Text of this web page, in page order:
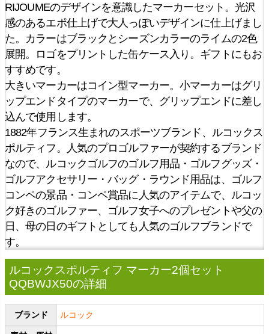
RIJOUMEのデザインを意識したマーカーセット。光沢
感のあるエポ仕上げで大人っぽいデザインに仕上げまし
た。カラーはブラックとシーズンカラーのライムの2色
展開。ロゴをプリントした缶ケース入り。ギフトにもお
すすめです。
大きいマーカーはコイン型マーカー。小マーカーはグリ
ップエンドタイプのマーカーで、グリップエンドに差し
込んで使用します。
1882年フランス生まれのスポーツブランド、ルコックス
ポルティフ。人気のプロゴルファーが契約するブランド
なので、ルコックゴルフのゴルフ用品・ゴルフグッズ・
ゴルフアクセサリー・バッグ・ラウンド用品は、ゴルフ
コンペの景品・コンペ賞品に人気のアイテムで、ルコッ
ク好きのゴルファー、ゴルフ女子へのプレゼントや父の
日、母の日のギフトとしても人気のゴルフブランドで
す。
ルコックスポルティフ マーカー2個セット
QQBWJX50の詳細
ブランド ルコック